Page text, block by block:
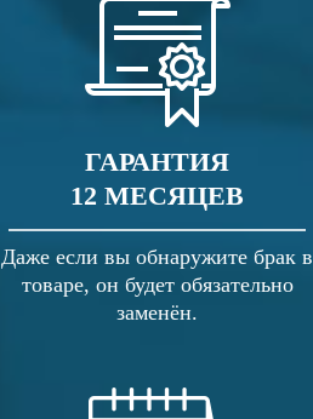
ГАРАНТИЯ
12 МЕСЯЦЕВ
Даже если вы обнаружите брак в
товаре, он будет обязательно
заменён.